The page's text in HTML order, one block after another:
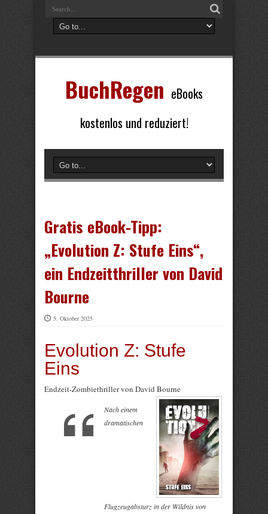
BuchRegen eBooks
kostenlos und reduziert!
Gratis eBook-Tipp:
„Evolution Z: Stufe Eins“,
ein Endzeitthriller von David
Bourne
5. Oktober 2025
Evolution Z: Stufe
Eins
Endzeit-Zombiethriller von David Bourne
Nach einem
dramatischen
Flugzeugabsturz in der Wildnis von